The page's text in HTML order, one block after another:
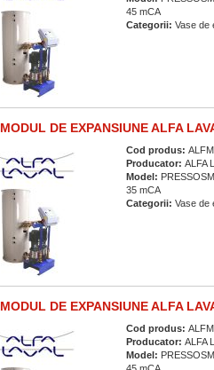
45 mCA
Categorii:Vase de
MODUL DE EXPANSIUNE ALFA
Cod produs:
Producator:ALFA
Model:
35 mCA
Categorii:Vase de
MODUL DE EXPANSIUNE ALFA
Cod produs:
Producator:ALFA
Model: